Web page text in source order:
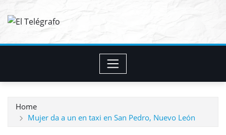
Home
Mujer da a un en taxi en San Pedro, Nuevo León